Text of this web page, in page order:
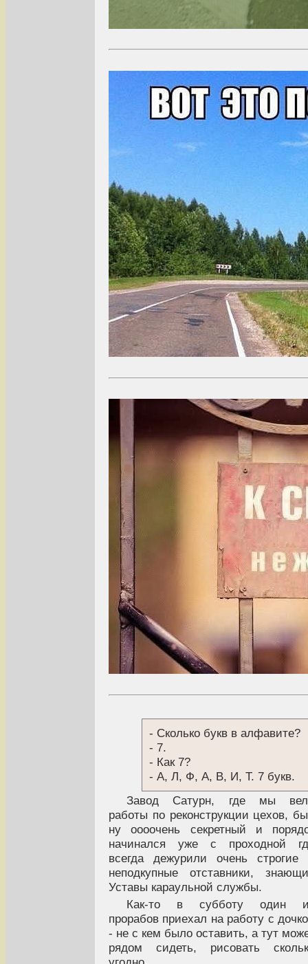
- Сколько букв в алфавите?
- 7.
- Как 7?
- А, Л, Ф, А, В, И, Т. 7 букв.
Завод Сатурн, где мы
работы по реконструкции цехов,
ну оооочень секретный и
начинался уже с проходной
всегда дежурили очень строгие
неподкупные отставники,
Уставы караульной службы.
Как-то в субботу один
прорабов приехал на работу с
- не с кем было оставить, а тут
рядом сидеть, рисовать